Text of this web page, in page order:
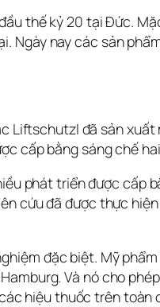
thế kỷ 20 tại Đức.
Ngày nay các sản
Liftschutzl đã sản
cấp bằng sáng chế
phát triển được cấp
cứu đã được thực
đặc biệt. Mỹ
Và nó cho
hiệu thuốc trên toàn